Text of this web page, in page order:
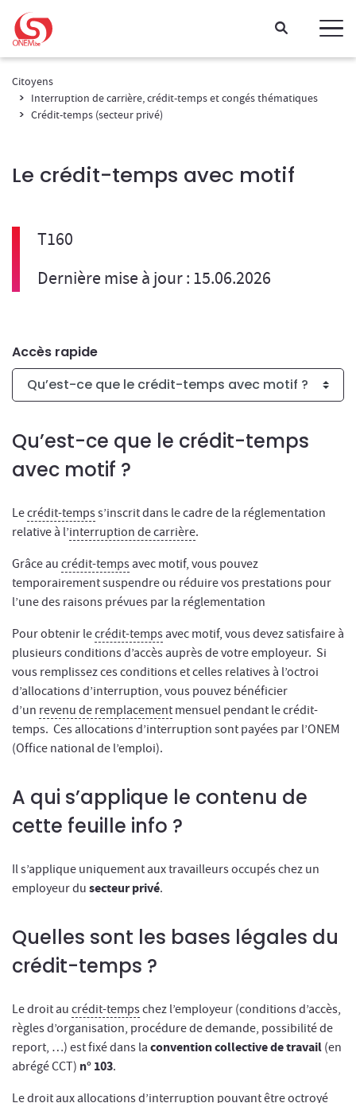
Passer directement au contenu
Citoyens
Interruption de carrière, crédit-temps et congés thématiques
Crédit-temps (secteur privé)
Le crédit-temps avec motif
T160
Dernière mise à jour : 15.06.2026
Accès rapide
Qu’est-ce que le crédit-temps
avec motif ?
Lecrédit-tempss’inscrit dans le cadre de la réglementation
relative à l’interruption de carrière.
Grâce au crédit-temps avec motif, vous pouvez
temporairement suspendre ou réduire vos prestations pour
l’une des raisons prévues par la réglementation
Pour obtenir lecrédit-temps avec motif, vous devez satisfaire à
plusieurs conditions d’accès auprès de votre employeur. Si
vous remplissez ces conditions et celles relatives à l’octroi
d’allocations d’interruption, vous pouvez bénéficier
d’un revenu de remplacement mensuel pendant le crédit-
temps. Ces allocations d’interruption sont payées par l’ONEM
(Office national de l’emploi).
A qui s’applique le contenu de
cette feuille info ?
Il s’applique uniquement aux travailleurs occupés chez un
employeur du secteur privé.
Quelles sont les bases légales du
crédit-temps ?
Le droit au crédit-tempschez l’employeur (conditions d’accès,
règles d’organisation, procédure de demande, possibilité de
report, …) est fixé dans la convention collective de travail (en
abrégé CCT) n° 103.
Le droit aux allocations d’interruption pouvant être octroyé